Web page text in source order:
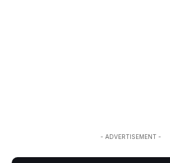
- ADVERTISEMENT -